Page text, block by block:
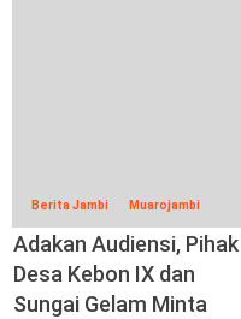
Berita Jambi Muarojambi
Adakan Audiensi, Pihak
Desa Kebon IX dan
Sungai Gelam Minta